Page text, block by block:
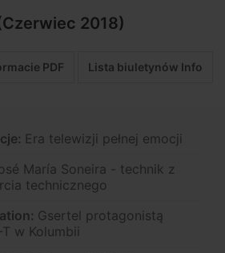
2018)
PDF Lista biuletynów Info
Era telewizji pełnej emocji
María Soneira - technik z
technicznego
Gsertel protagonistą
w Kolumbii